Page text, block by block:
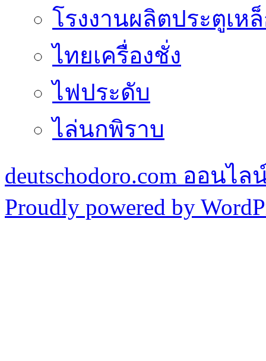
โรงงานผลิตประตูเห
ไทยเครื่องชั่ง
ไฟประดับ
ไล่นกพิราบ
deutschodoro.com ออนไล
Proudly powered by